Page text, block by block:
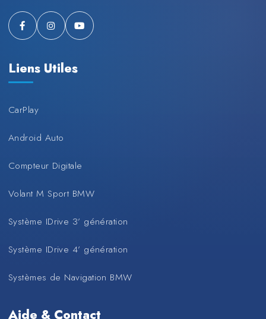
Liens Utiles
CarPlay
Android Auto
Compteur Digitale
Volant M Sport BMW
Système IDrive 3’ génération
Système IDrive 4’ génération
Systèmes de Navigation BMW
Aide & Contact